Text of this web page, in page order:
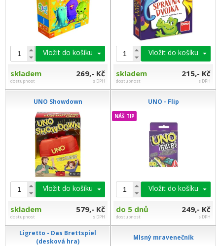
Vložit do košíku
skladem
dostupnost
269,- Kč
s DPH
Vložit do košíku
skladem
dostupnost
215,- Kč
s DPH
UNO Showdown
Vložit do košíku
skladem
dostupnost
579,- Kč
s DPH
UNO - Flip
NÁŠ TIP
Vložit do košíku
do 5 dnů
dostupnost
249,- Kč
s DPH
Ligretto - Das Brettspiel
(desková hra)
Mlsný mravenečník